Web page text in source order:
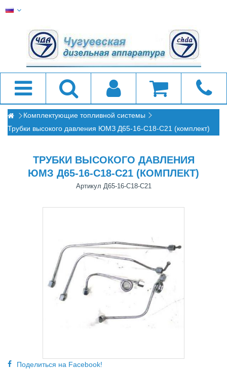
Комплектующие топливной системы
Трубки высокого давления ЮМЗ Д65-16-С18-С21 (комплект)
ТРУБКИ ВЫСОКОГО ДАВЛЕНИЯ
ЮМЗ Д65-16-С18-С21 (КОМПЛЕКТ)
Артикул Д65-16-С18-С21
Поделиться на Facebook!